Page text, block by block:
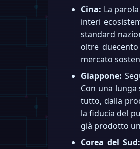
Cina: La
interi
standard
oltre
mercato
Giappone:
Con una
tutto, dalla
la fiducia del
già prodotto
Corea del Sud: